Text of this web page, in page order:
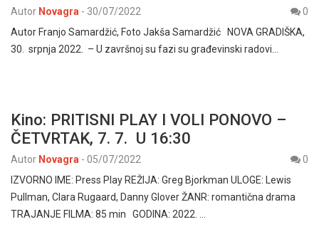
Autor Novagra - 30/07/2022
0
Autor Franjo Samardžić, Foto Jakša Samardžić NOVA GRADIŠKA,
30. srpnja 2022. – U završnoj su fazi su građevinski radovi…
Kino: PRITISNI PLAY I VOLI PONOVO –
ČETVRTAK, 7. 7. U 16:30
Autor Novagra - 05/07/2022
0
IZVORNO IME: Press Play REŽIJA: Greg Bjorkman ULOGE: Lewis
Pullman, Clara Rugaard, Danny Glover ŽANR: romantična drama
TRAJANJE FILMA: 85 min GODINA: 2022. …